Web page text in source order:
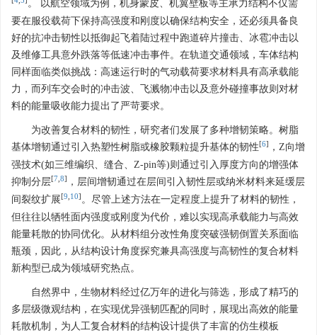
。 以航空领域为例，机身蒙皮、机翼壁板等主承力结构不仅需
要在服役载荷下保持高强度和刚度以确保结构安全，还必须具备良
好的抗冲击韧性以抵御起飞着陆过程中跑道碎片撞击、冰雹冲击以
及维修工具意外跌落等低速冲击事件。在轨道交通领域，车体结构
同样面临类似挑战：高速运行时的气动载荷要求材料具有高承载能
力，而列车交会时的冲击波、飞溅物冲击以及意外碰撞事故则对材
料的能量吸收能力提出了严苛要求。
为改善复合材料的韧性，研究者们发展了多种增韧策略。树脂
基体增韧通过引入热塑性树脂或橡胶颗粒提升基体的韧性[6]
，Z向增
强技术(如三维编织、缝合、Z-pin等)则通过引入厚度方向的增强体
抑制分层[7 8]
，层间增韧通过在层间引入韧性层或纳米材料来延缓层
间裂纹扩展[9 10] 。尽管上述方法在一定程度上提升了材料的韧性，
但往往以牺牲面内强度或刚度为代价，难以实现高承载能力与高效
能量耗散的协同优化。从材料组分改性角度突破强韧倒置关系面临
瓶颈，因此，从结构设计角度探究兼具高强度与高韧性的复合材料
新构型已成为领域研究热点。
自然界中，生物材料经过亿万年的进化与筛选，形成了精巧的
多层级微观结构，在实现优异强韧匹配的同时，展现出高效的能量
耗散机制，为人工复合材料的结构设计提供了丰富的仿生模板